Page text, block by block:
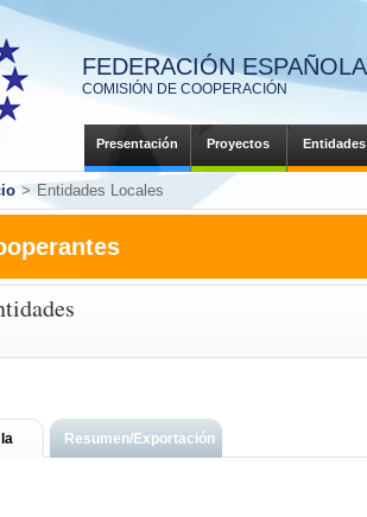
FEDERACIÓN
COMISIÓN DE COOPERACIÓN
Presentación Proyectos Entidades
> Entidades Locales
Resumen/Exportación